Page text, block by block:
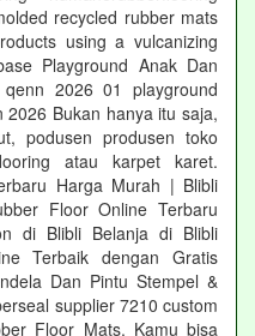
recycled rubber mats
using a vulcanizing
Playground Anak Dan
2026 01 playground
Bukan hanya itu saja,
podusen produsen toko
atau karpet karet.
Harga Murah | Blibli
Floor Online Terbaru
di Blibli Belanja di Blibli
Terbaik dengan Gratis
Dan Pintu Stempel &
supplier 7210 custom
Floor Mats, Kamu bisa